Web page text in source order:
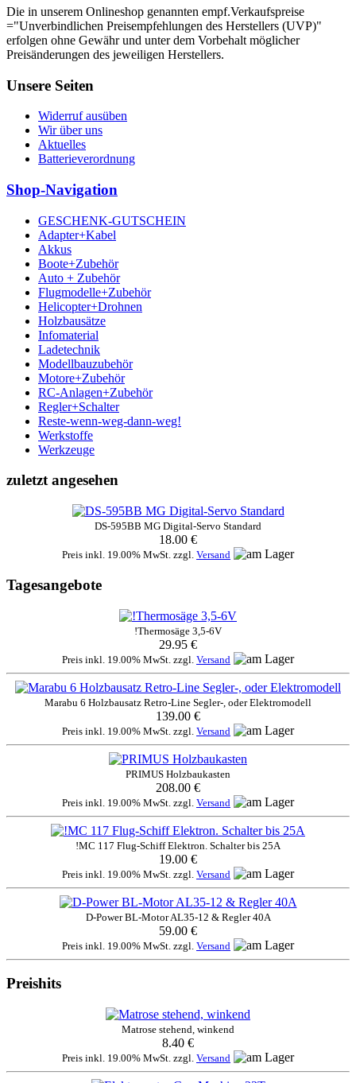
Die in unserem Onlineshop genannten empf.Verkaufspreise
="Unverbindlichen Preisempfehlungen des Herstellers (UVP)"
erfolgen ohne Gewähr und unter dem Vorbehalt möglicher
Preisänderungen des jeweiligen Herstellers.
Unsere Seiten
Widerruf ausüben
Wir über uns
Aktuelles
Batterieverordnung
Shop-Navigation
GESCHENK-GUTSCHEIN
Adapter+Kabel
Akkus
Boote+Zubehör
Auto + Zubehör
Flugmodelle+Zubehör
Helicopter+Drohnen
Holzbausätze
Infomaterial
Ladetechnik
Modellbauzubehör
Motore+Zubehör
RC-Anlagen+Zubehör
Regler+Schalter
Reste-wenn-weg-dann-weg!
Werkstoffe
Werkzeuge
zuletzt angesehen
DS-595BB MG Digital-Servo Standard
18.00 €
Preis inkl. 19.00% MwSt. zzgl. Versand
Tagesangebote
!Thermosäge 3,5-6V
29.95 €
Preis inkl. 19.00% MwSt. zzgl. Versand
Marabu 6 Holzbausatz Retro-Line Segler-, oder Elektromodell
139.00 €
Preis inkl. 19.00% MwSt. zzgl. Versand
PRIMUS Holzbaukasten
208.00 €
Preis inkl. 19.00% MwSt. zzgl. Versand
!MC 117 Flug-Schiff Elektron. Schalter bis 25A
19.00 €
Preis inkl. 19.00% MwSt. zzgl. Versand
D-Power BL-Motor AL35-12 & Regler 40A
59.00 €
Preis inkl. 19.00% MwSt. zzgl. Versand
Preishits
Matrose stehend, winkend
8.40 €
Preis inkl. 19.00% MwSt. zzgl. Versand